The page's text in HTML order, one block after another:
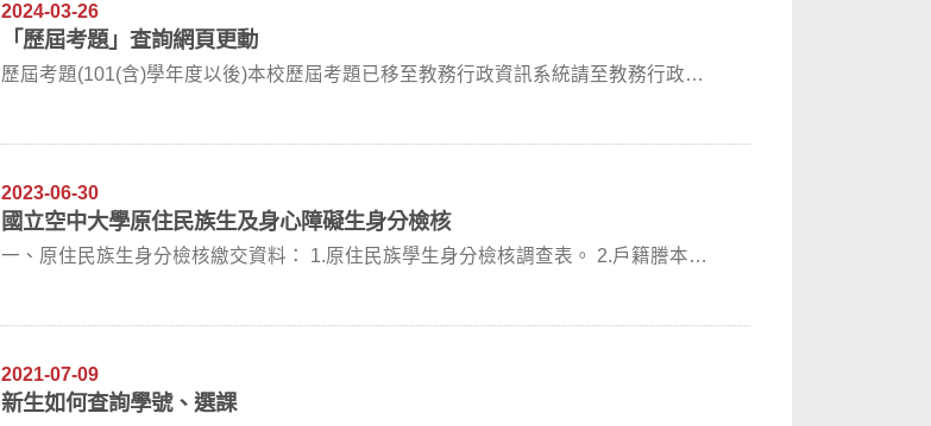
2024-03-26
「歷屆考題」查詢網頁更動
歷屆考題(101(含)學年度以後)本校歷屆考題已移至教務行政資訊系統請至教務行政資
2023-06-30
國立空中大學原住民族生及身心障礙生身分檢核
一、原住民族生身分檢核繳交資料： 1.原住民族學生身分檢核調查表。 2.戶籍謄本或
2021-07-09
新生如何查詢學號、選課